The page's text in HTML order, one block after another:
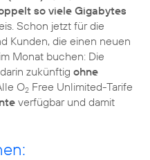
so viele Gigabytes
Schon jetzt für die
Kunden, die einen neuen
Monat buchen: Die
zukünftig ohne
O2 Free Unlimited-Tarife
verfügbar und damit